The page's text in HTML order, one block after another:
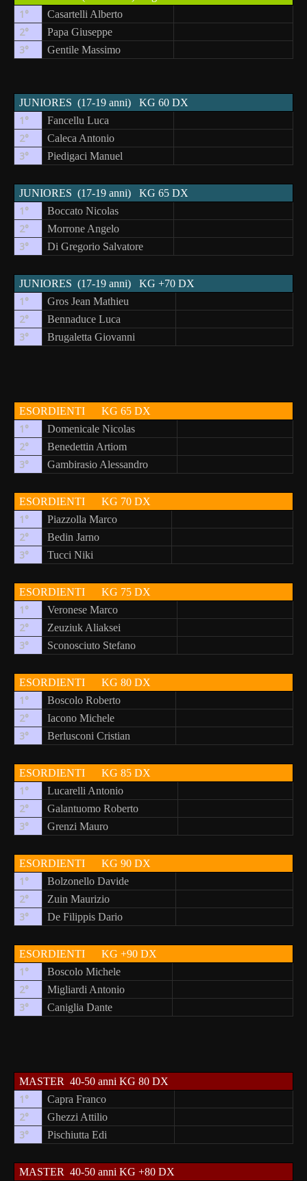
1° Casartelli Alberto
2° Papa Giuseppe
3° Gentile Massimo
JUNIORES (17-19 anni) KG 60 DX
1° Fancellu Luca
2° Caleca Antonio
3° Piedigaci Manuel
JUNIORES (17-19 anni) KG 65 DX
1° Boccato Nicolas
2° Morrone Angelo
3° Di Gregorio Salvatore
JUNIORES (17-19 anni) KG +70 DX
1° Gros Jean Mathieu
2° Bennaduce Luca
3° Brugaletta Giovanni
ESORDIENTI KG 65 DX
1° Domenicale Nicolas
2° Benedettin Artiom
3° Gambirasio Alessandro
ESORDIENTI KG 70 DX
1° Piazzolla Marco
2° Bedin Jarno
3° Tucci Niki
ESORDIENTI KG 75 DX
1° Veronese Marco
2° Zeuziuk Aliaksei
3° Sconosciuto Stefano
ESORDIENTI KG 80 DX
1° Boscolo Roberto
2° Iacono Michele
3° Berlusconi Cristian
ESORDIENTI KG 85 DX
1° Lucarelli Antonio
2° Galantuomo Roberto
3° Grenzi Mauro
ESORDIENTI KG 90 DX
1° Bolzonello Davide
2° Zuin Maurizio
3° De Filippis Dario
ESORDIENTI KG +90 DX
1° Boscolo Michele
2° Migliardi Antonio
3° Caniglia Dante
MASTER 40-50 anni KG 80 DX
1° Capra Franco
2° Ghezzi Attilio
3° Pischiutta Edi
MASTER 40-50 anni KG +80 DX